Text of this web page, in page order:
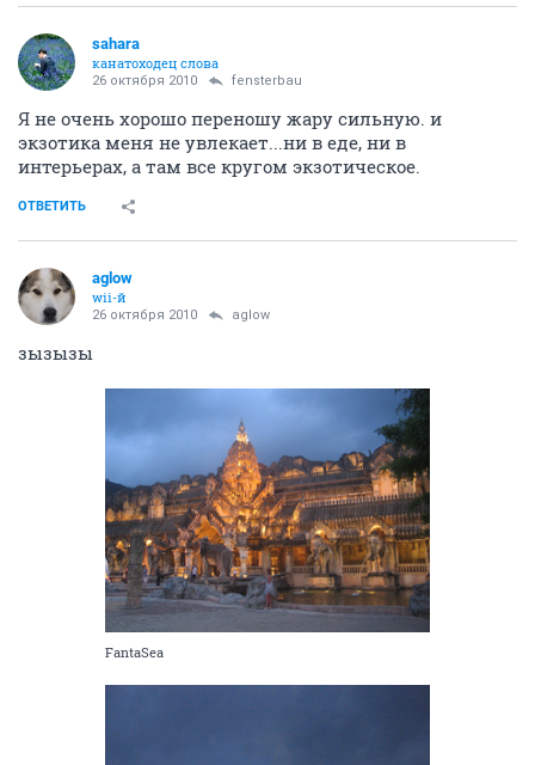
sahara
канатоходец слова
26 октября 2010 fensterbau
Я не очень хорошо переношу жару сильную. и
экзотика меня не увлекает...ни в еде, ни в
интерьерах, а там все кругом экзотическое.
ОТВЕТИТЬ
aglow
wii-й
26 октября 2010 aglow
зызызы
FantaSea